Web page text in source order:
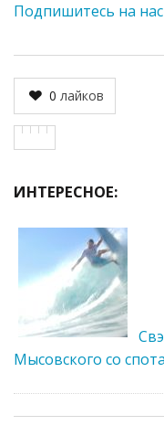
Подпишитесь на
0 лайков
ИНТЕРЕСНОЕ:
Мысовского со